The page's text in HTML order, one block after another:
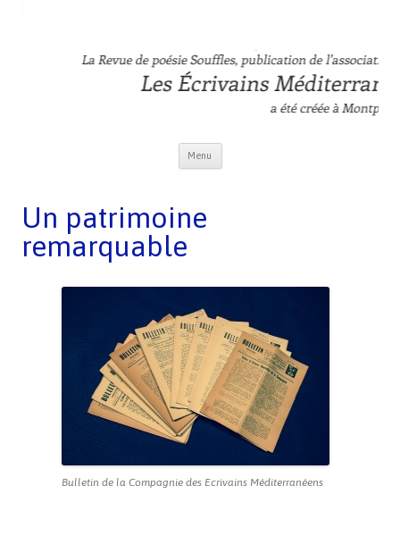
Menu
Un patrimoine
remarquable
Bulletin de la Compagnie des Ecrivains Méditerranéens